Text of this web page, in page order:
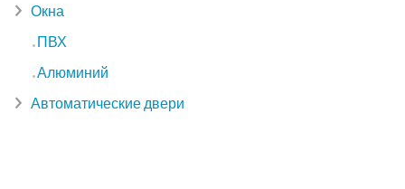
Окна
ПВХ
Алюминий
Автоматические двери